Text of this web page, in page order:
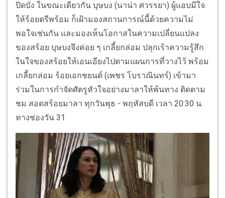
ปิดบัง ในขณะเดียวกัน บุษบง (นาน่า ศวรรยา) ผู้แอบมีใจ
ให้ร้อยตรีพร้อม ก็เฝ้ามองสถานการณ์นี้ด้วยความไม่
พอใจเช่นกัน และมองเห็นโอกาสในความเปลี่ยนแปลง
ของสร้อย บุษบงจึงค่อย ๆ เกลี้ยกล่อม ปลุกเร้าความรู้สึก
ในใจของสร้อยให้เอนเอียงไปตามแผนการที่วางไว้ พร้อม
เกลี้ยกล่อม ร้อยเอกชยนต์ (เพชร โบราณินทร์) เข้ามา
ร่วมในการกำจัดศัตรูหัวใจอย่างมาลาให้พ้นทาง ติดตาม
ชม สอดสร้อยมาลา ทุกวันพุธ - พฤหัสบดี เวลา 20:30 น.
ทางช่องวัน 31